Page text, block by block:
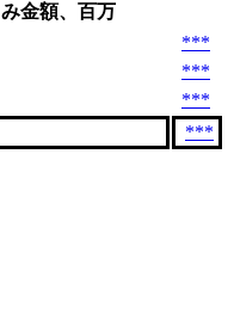
み金額、百万
***
***
***
***